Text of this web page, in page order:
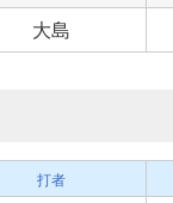
大島
打者